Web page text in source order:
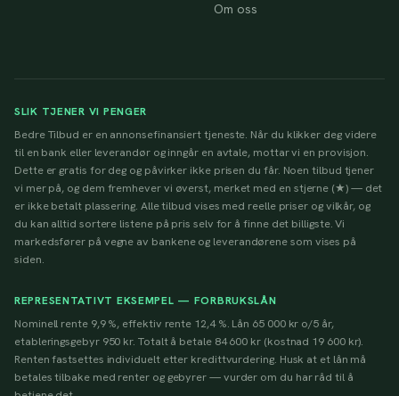
Om oss
SLIK TJENER VI PENGER
Bedre Tilbud er en annonsefinansiert tjeneste. Når du klikker deg videre
til en bank eller leverandør og inngår en avtale, mottar vi en provisjon.
Dette er gratis for deg og påvirker ikke prisen du får. Noen tilbud tjener
vi mer på, og dem fremhever vi øverst, merket med en stjerne (★) — det
er ikke betalt plassering. Alle tilbud vises med reelle priser og vilkår, og
du kan alltid sortere listene på pris selv for å finne det billigste. Vi
markedsfører på vegne av bankene og leverandørene som vises på
siden.
REPRESENTATIVT EKSEMPEL — FORBRUKSLÅN
Nominell rente 9,9 %, effektiv rente 12,4 %. Lån 65 000 kr o/5 år,
etableringsgebyr 950 kr. Totalt å betale 84 600 kr (kostnad 19 600 kr).
Renten fastsettes individuelt etter kredittvurdering. Husk at et lån må
betales tilbake med renter og gebyrer — vurder om du har råd til å